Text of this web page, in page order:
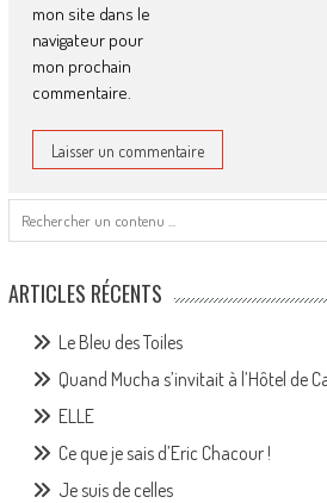
mon site dans le
navigateur pour
mon prochain
commentaire.
ARTICLES RÉCENTS
Le Bleu des Toiles
Quand Mucha s’invitait à l’Hôtel de
ELLE
Ce que je sais d’Eric Chacour !
Je suis de celles